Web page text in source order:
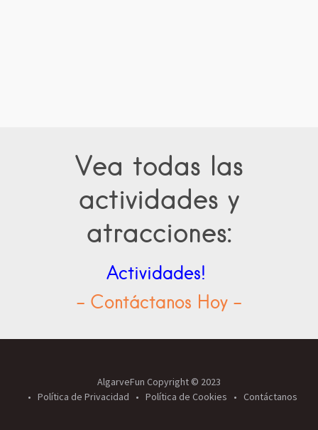
Vea todas las
actividades y
atracciones:
Actividades!
- Contáctanos Hoy -
AlgarveFun Copyright © 2023
Política de Privacidad
Política de Cookies Contáctanos